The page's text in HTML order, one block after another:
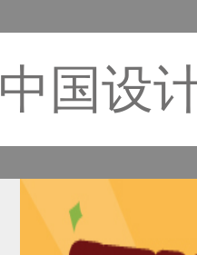
中国设